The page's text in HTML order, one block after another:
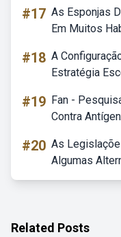
#17 As Esponjas
Em Muitos
#18 A
Estratégia
#19 Fan -
Contra
#20 As
Algumas
Related Posts